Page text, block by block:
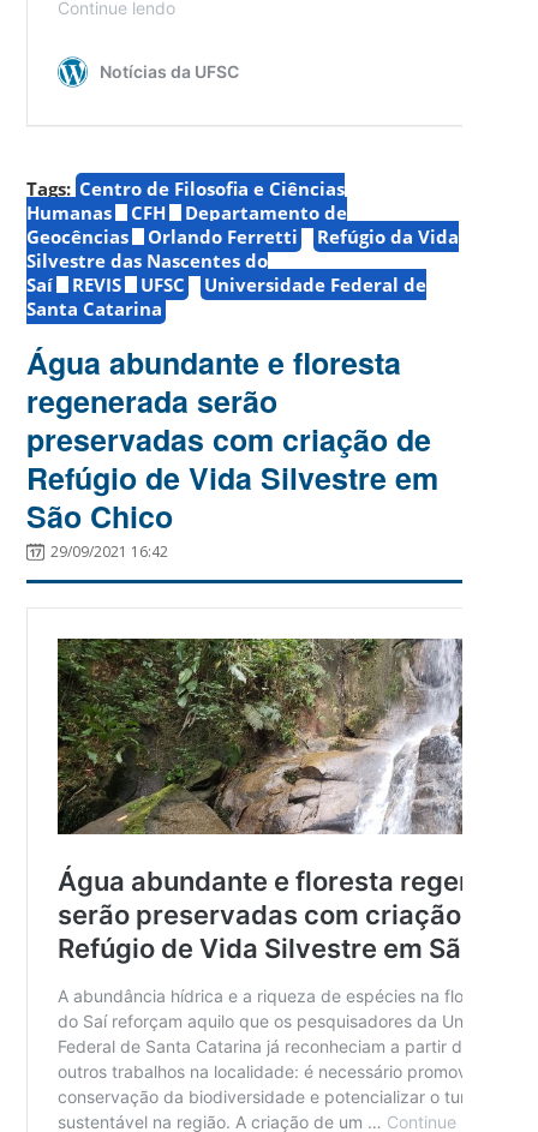
Tags: Centro de Filosofia e Ciências
Humanas
CFH
Departamento de
Geocências
Orlando Ferretti
Refúgio da Vida
Silvestre das Nascentes do
Saí
REVIS UFSC
Universidade Federal de
Santa Catarina
Água abundante e floresta
regenerada serão
preservadas com criação de
Refúgio de Vida Silvestre em
São Chico
29/09/2021 16:42